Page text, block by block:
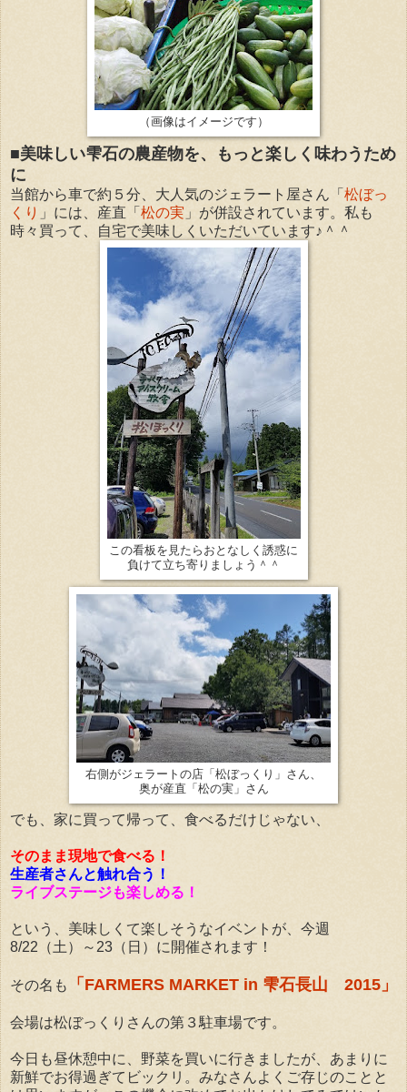
（画像はイメージです）
■美味しい雫石の農産物を、もっと楽しく味わうため
に
当館から車で約５分、大人気のジェラート屋さん「 松ぼっ
くり 」には、産直「 松の実 」が併設されています。私も
時々買って、自宅で美味しくいただいています♪＾＾
この看板を見たらおとなしく誘惑に
負けて立ち寄りましょう＾＾
右側がジェラートの店「松ぼっくり」さん、
奥が産直「松の実」さん
でも、家に買って帰って、食べるだけじゃない、
そのまま現地で食べる！
生産者さんと触れ合う！
ライブステージも楽しめる！
という、美味しくて楽しそうなイベントが、今週
8/22（土）～23（日）に開催されます！
その名も 「FARMERS MARKET in 雫石長山 2015」
会場は松ぼっくりさんの第３駐車場です。
今日も昼休憩中に、野菜を買いに行きましたが、あまりに
新鮮でお得過ぎてビックリ。みなさんよくご存じのことと